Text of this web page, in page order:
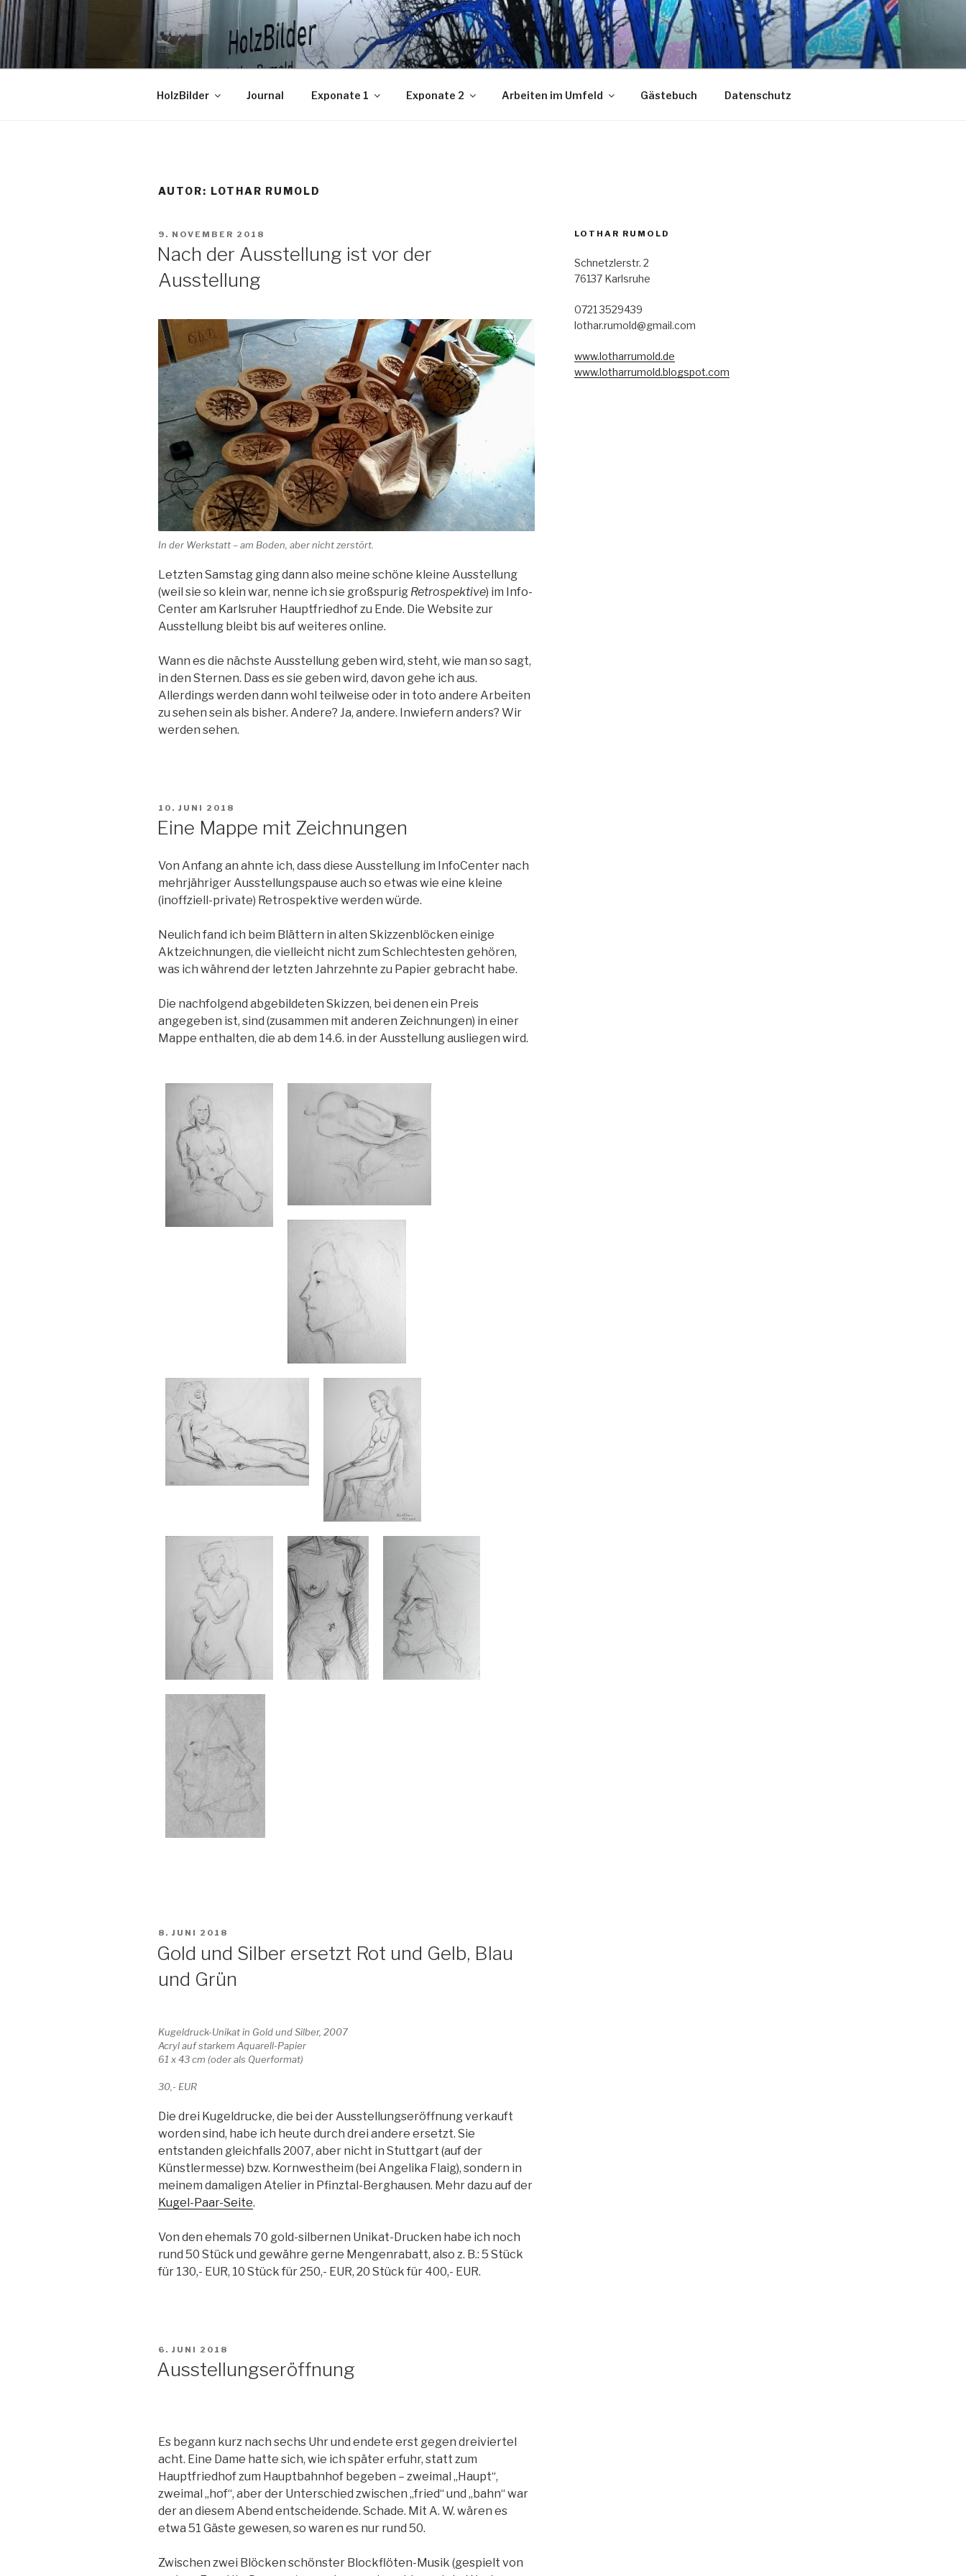
Zum
Inhalt
springen
HOLZBILDER2018
Lothar Rumold im InfoCenter am Karlsruher Hauptfriedhof
HolzBilder Journal Exponate 1 Exponate 2 Arbeiten im Umfeld Gästebuch Datenschutz
AUTOR: LOTHAR RUMOLD
VERÖFFENTLICHT
AM
9. NOVEMBER 2018
Nach der Ausstellung ist vor der
Ausstellung
In der Werkstatt – am Boden, aber nicht zerstört.
Letzten Samstag ging dann also meine schöne kleine Ausstellung
(weil sie so klein war, nenne ich sie großspurig Retrospektive) im Info-
Center am Karlsruher Hauptfriedhof zu Ende. Die Website zur
Ausstellung bleibt bis auf weiteres online.
Wann es die nächste Ausstellung geben wird, steht, wie man so sagt,
in den Sternen. Dass es sie geben wird, davon gehe ich aus.
Allerdings werden dann wohl teilweise oder in toto andere Arbeiten
zu sehen sein als bisher. Andere? Ja, andere. Inwiefern anders? Wir
werden sehen.
VERÖFFENTLICHT
AM
10. JUNI 2018
Eine Mappe mit Zeichnungen
Von Anfang an ahnte ich, dass diese Ausstellung im InfoCenter nach
mehrjähriger Ausstellungspause auch so etwas wie eine kleine
(inoffziell-private) Retrospektive werden würde.
Neulich fand ich beim Blättern in alten Skizzenblöcken einige
Aktzeichnungen, die vielleicht nicht zum Schlechtesten gehören,
was ich während der letzten Jahrzehnte zu Papier gebracht habe.
Die nachfolgend abgebildeten Skizzen, bei denen ein Preis
angegeben ist, sind (zusammen mit anderen Zeichnungen) in einer
Mappe enthalten, die ab dem 14.6. in der Ausstellung ausliegen wird.
VERÖFFENTLICHT
AM
8. JUNI 2018
Gold und Silber ersetzt Rot und Gelb, Blau
und Grün
Kugeldruck-Unikat in Gold und Silber, 2007
Acryl auf starkem Aquarell-Papier
61 x 43 cm (oder als Querformat)
30,- EUR
Die drei Kugeldrucke, die bei der Ausstellungseröffnung verkauft
worden sind, habe ich heute durch drei andere ersetzt. Sie
entstanden gleichfalls 2007, aber nicht in Stuttgart (auf der
Künstlermesse) bzw. Kornwestheim (bei Angelika Flaig), sondern in
meinem damaligen Atelier in Pfinztal-Berghausen. Mehr dazu auf der
Kugel-Paar-Seite.
Von den ehemals 70 gold-silbernen Unikat-Drucken habe ich noch
rund 50 Stück und gewähre gerne Mengenrabatt, also z. B.: 5 Stück
für 130,- EUR, 10 Stück für 250,- EUR, 20 Stück für 400,- EUR.
VERÖFFENTLICHT
AM
6. JUNI 2018
Ausstellungseröffnung
Es begann kurz nach sechs Uhr und endete erst gegen dreiviertel
acht. Eine Dame hatte sich, wie ich später erfuhr, statt zum
Hauptfriedhof zum Hauptbahnhof begeben – zweimal „Haupt“,
zweimal „hof“, aber der Unterschied zwischen „fried“ und „bahn“ war
der an diesem Abend entscheidende. Schade. Mit A. W. wären es
etwa 51 Gäste gewesen, so waren es nur rund 50.
Zwischen zwei Blöcken schönster Blockflöten-Musik (gespielt von
LOTHAR RUMOLD
Schnetzlerstr. 2
76137 Karlsruhe
0721 3529439
lothar.rumold@gmail.com
www.lotharrumold.de
www.lotharrumold.blogspot.com